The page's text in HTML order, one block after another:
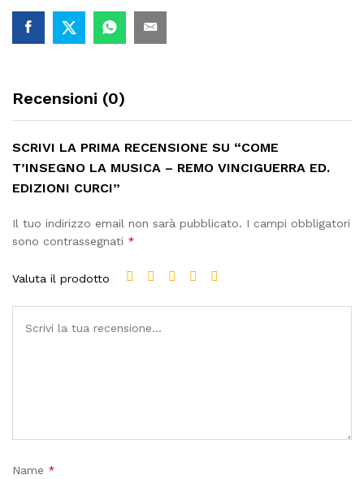
Recensioni (0)
SCRIVI LA PRIMA RECENSIONE SU “COME
T’INSEGNO LA MUSICA – REMO VINCIGUERRA ED.
EDIZIONI CURCI”
Il tuo indirizzo email non sarà pubblicato. I campi obbligatori
sono contrassegnati *
Valuta il prodotto
Name *